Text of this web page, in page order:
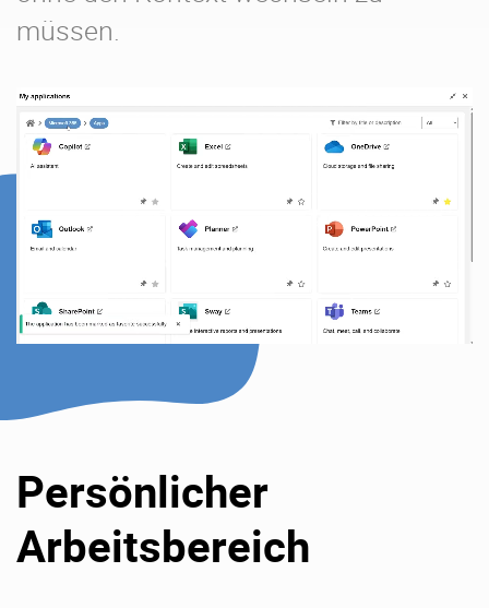
müssen.
Persönlicher
Arbeitsbereich